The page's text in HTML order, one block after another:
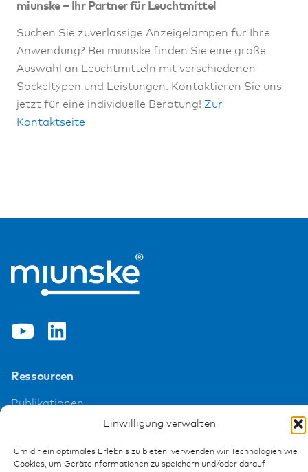
Einwilligung verwalten
Um dir ein optimales Erlebnis zu bieten, verwenden wir Technologien wie
Cookies, um Geräteinformationen zu speichern und/oder darauf
miunske – Ihr Partner für Leuchtmittel
Suchen Sie zuverlässige Anzeigelampen für Ihre
Anwendung? Bei miunske finden Sie eine große
Auswahl an Leuchtmitteln mit verschiedenen
Sockeltypen und Leistungen. Kontaktieren Sie uns
jetzt für eine individuelle Beratung! Zur
Kontaktseite
Ressourcen
Publikationen
Impressum
Datenschutz